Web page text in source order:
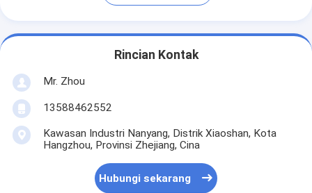
Rincian Kontak
Mr. Zhou
13588462552
Kawasan Industri Nanyang, Distrik Xiaoshan, Kota
Hangzhou, Provinsi Zhejiang, Cina
Hubungi sekarang